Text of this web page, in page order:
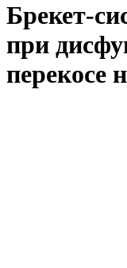
Брекет-
при
перекосе